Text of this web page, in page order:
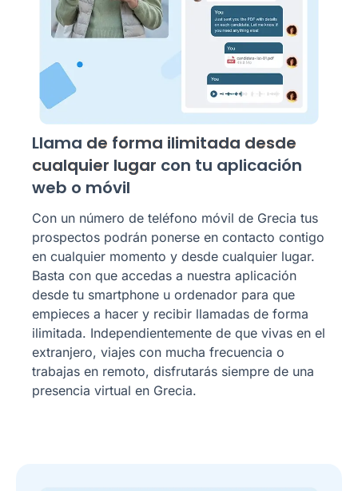
Llama de forma ilimitada desde
cualquier lugar con tu aplicación
web o móvil
Con un número de teléfono móvil de Grecia tus
prospectos podrán ponerse en contacto contigo
en cualquier momento y desde cualquier lugar.
Basta con que accedas a nuestra aplicación
desde tu smartphone u ordenador para que
empieces a hacer y recibir llamadas de forma
ilimitada. Independientemente de que vivas en el
extranjero, viajes con mucha frecuencia o
trabajas en remoto, disfrutarás siempre de una
presencia virtual en Grecia.